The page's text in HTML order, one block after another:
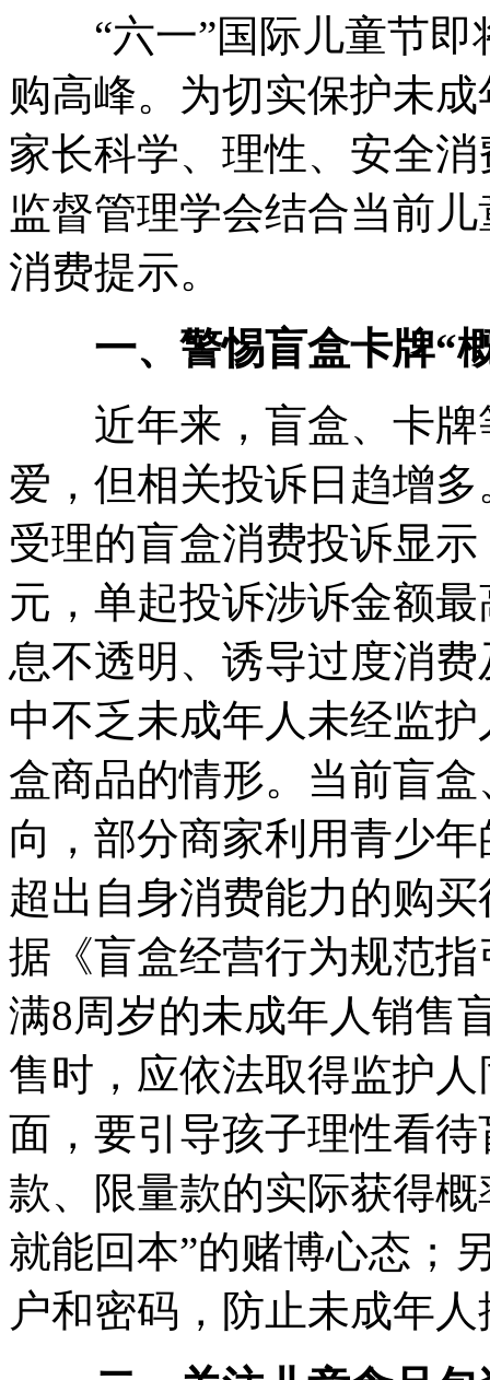
“六一”国际儿童节即
购高峰。为切实保护未
家长科学、理性、安全
监督管理学会结合当前
消费提示。
一、警惕盲盒卡牌“概
近年来，盲盒、卡牌
爱，但相关投诉日趋增多
受理的盲盒消费投诉显
元，单起投诉涉诉金额
息不透明、诱导过度消
中不乏未成年人未经监
盒商品的情形。当前盲
向，部分商家利用青少
超出自身消费能力的购
据《盲盒经营行为规范
满8周岁的未成年人销售
售时，应依法取得监护
面，要引导孩子理性看
款、限量款的实际获得
就能回本”的赌博心态；
户和密码，防止未成年